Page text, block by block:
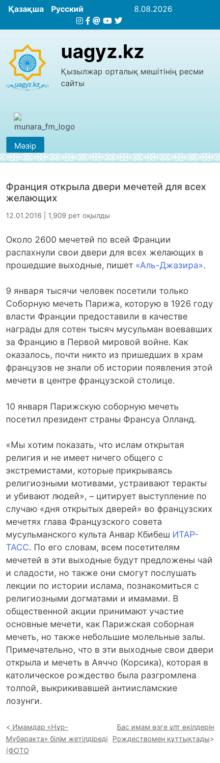
Қазақша Русский 8.08.2026
uagyz.kz
Қызылжар орталық мешітінің ресми
сайты
Мәзір
Франция открыла двери мечетей для всех
желающих
12.01.2016 | 1,909 рет оқылды
Около 2600 мечетей по всей Франции
распахнули свои двери для всех желающих в
прошедшие выходные, пишет «Аль-Джазира».
9 января тысячи человек посетили только
Соборную мечеть Парижа, которую в 1926 году
власти Франции предоставили в качестве
награды для сотен тысяч мусульман воевавших
за Францию в Первой мировой войне. Как
оказалось, почти никто из пришедших в храм
французов не знали об истории появления этой
мечети в центре французской столице.
10 января Парижскую соборную мечеть
посетил президент страны Франсуа Олланд.
«Мы хотим показать, что ислам открытая
религия и не имеет ничего общего с
экстремистами, которые прикрываясь
религиозными мотивами, устраивают теракты
и убивают людей», – цитирует выступление по
случаю «дня открытых дверей» во французских
мечетях глава Французского совета
мусульманского культа Анвар Кбибеш ИТАР-
ТАСС. По его словам, всем посетителям
мечетей в эти выходные будут предложены чай
и сладости, но также они смогут послушать
лекции по истории ислама, познакомиться с
религиозными догматами и имамами. В
общественной акции принимают участие
основные мечети, как Парижская соборная
мечеть, но также небольшие молельные залы.
Примечательно, что в эти выходные свои двери
открыла и мечеть в Аяччо (Корсика), которая в
католическое рождество была разгромлена
толпой, выкрикивавшей антиисламские
лозунги.
Имамдар «Нұр-
Мүбәракта» білім жетілдіреді
(ФОТО
Бас имам өзге ұлт өкілдерін
Рождествомен құттықтады